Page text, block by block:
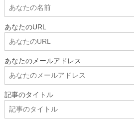
あなたのURL
あなたのメールアドレス
記事のタイトル